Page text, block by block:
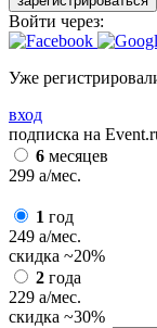
Войти через:
Уже
вход
подписка на
6 месяцев
299 a/мес.
1 год
249 a/мес.
скидка ~20%
2 года
229 a/мес.
скидка ~30%